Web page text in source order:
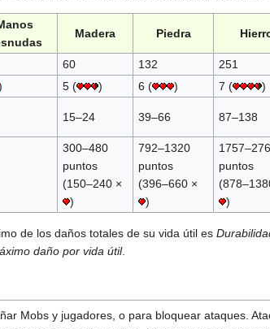
Madera Piedra
60 132 251
5 ( ) 6 ( ) 7 ( )
15–24 39–66 87–138
300–480
puntos
(150–240 ×
)
792–1320
puntos
(396–660 ×
)
puntos
)
de los daños totales de su vida útil es
daño por vida útil.
Mobs y jugadores, o para bloquear ataques.